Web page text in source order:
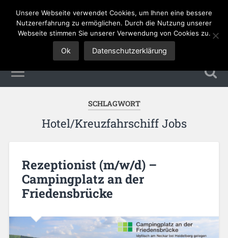
Tourismus Jobs
SCHLAGWORT
Hotel/Kreuzfahrschiff Jobs
Rezeptionist (m/w/d) –
Campingplatz an der
Friedensbrücke
Unsere Webseite verwendet Cookies, um Ihnen eine bessere
Nutzererfahrung zu ermöglichen. Durch die Nutzung unserer
Webseite stimmen Sie unserer Verwendung von Cookies zu.
Ok Datenschutzerklärung